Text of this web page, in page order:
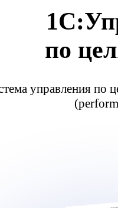
по
управления